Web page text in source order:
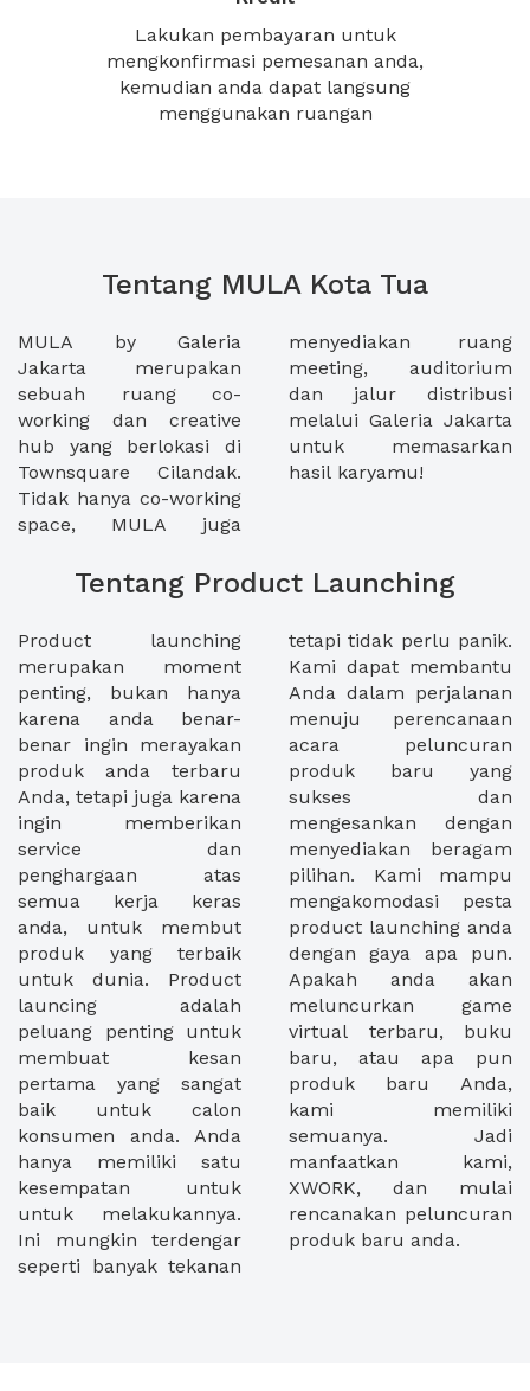
Lakukan pembayaran untuk
mengkonfirmasi pemesanan anda,
kemudian anda dapat langsung
menggunakan ruangan
Tentang MULA Kota Tua
MULA by Galeria
Jakarta merupakan
sebuah ruang co-
working dan creative
hub yang berlokasi di
Townsquare Cilandak.
Tidak hanya co-working
space, MULA juga
menyediakan ruang
meeting, auditorium
dan jalur distribusi
melalui Galeria Jakarta
untuk memasarkan
hasil karyamu!
Tentang Product Launching
Product launching
merupakan moment
penting, bukan hanya
karena anda benar-
benar ingin merayakan
produk anda terbaru
Anda, tetapi juga karena
ingin memberikan
service dan
penghargaan atas
semua kerja keras
anda, untuk membut
produk yang terbaik
untuk dunia. Product
launcing adalah
peluang penting untuk
membuat kesan
pertama yang sangat
baik untuk calon
konsumen anda. Anda
hanya memiliki satu
kesempatan untuk
untuk melakukannya.
Ini mungkin terdengar
seperti banyak tekanan
tetapi tidak perlu panik.
Kami dapat membantu
Anda dalam perjalanan
menuju perencanaan
acara peluncuran
produk baru yang
sukses dan
mengesankan dengan
menyediakan beragam
pilihan. Kami mampu
mengakomodasi pesta
product launching anda
dengan gaya apa pun.
Apakah anda akan
meluncurkan game
virtual terbaru, buku
baru, atau apa pun
produk baru Anda,
kami memiliki
semuanya. Jadi
manfaatkan kami,
XWORK, dan mulai
rencanakan peluncuran
produk baru anda.